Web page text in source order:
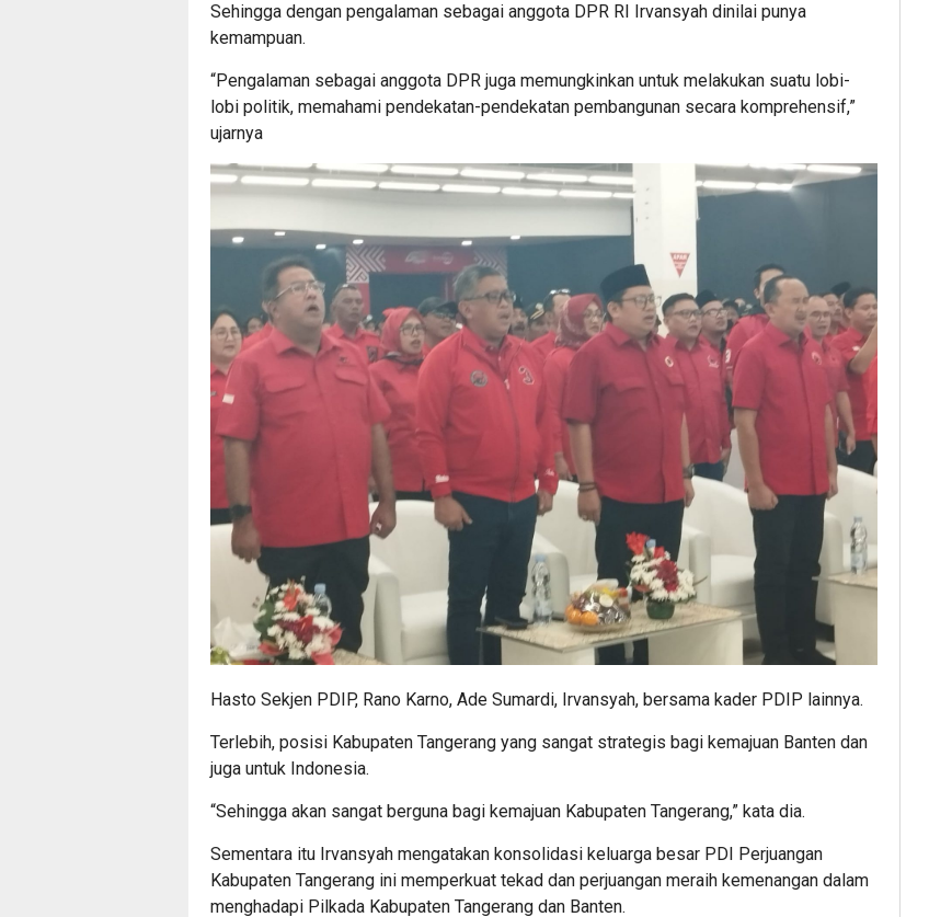
Sehingga dengan pengalaman sebagai anggota DPR RI Irvansyah dinilai punya
kemampuan.
“Pengalaman sebagai anggota DPR juga memungkinkan untuk melakukan suatu lobi-
lobi politik, memahami pendekatan-pendekatan pembangunan secara komprehensif,”
ujarnya
Hasto Sekjen PDIP, Rano Karno, Ade Sumardi, Irvansyah, bersama kader PDIP lainnya.
Terlebih, posisi Kabupaten Tangerang yang sangat strategis bagi kemajuan Banten dan
juga untuk Indonesia.
“Sehingga akan sangat berguna bagi kemajuan Kabupaten Tangerang,” kata dia.
Sementara itu Irvansyah mengatakan konsolidasi keluarga besar PDI Perjuangan
Kabupaten Tangerang ini memperkuat tekad dan perjuangan meraih kemenangan dalam
menghadapi Pilkada Kabupaten Tangerang dan Banten.